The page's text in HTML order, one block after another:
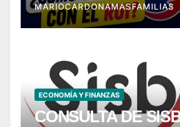
MARIOCARDONAMASFAMILIAS
ECONOMÍA Y FINANZAS
CONSULTA DE